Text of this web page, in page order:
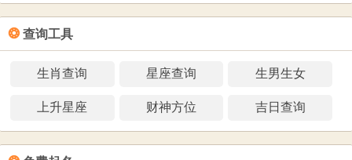
❂ 查询工具
生肖查询 星座查询 生男生女
上升星座 财神方位 吉日查询